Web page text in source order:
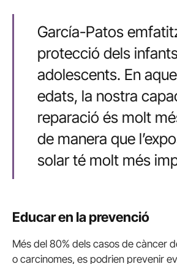
García-Patos
protecció dels
adolescents. En
edats, la nostra
reparació és molt
de manera que
solar té molt més
Educar en la prevenció
Més del 80% dels casos de càncer
o carcinomes, es podrien prevenir